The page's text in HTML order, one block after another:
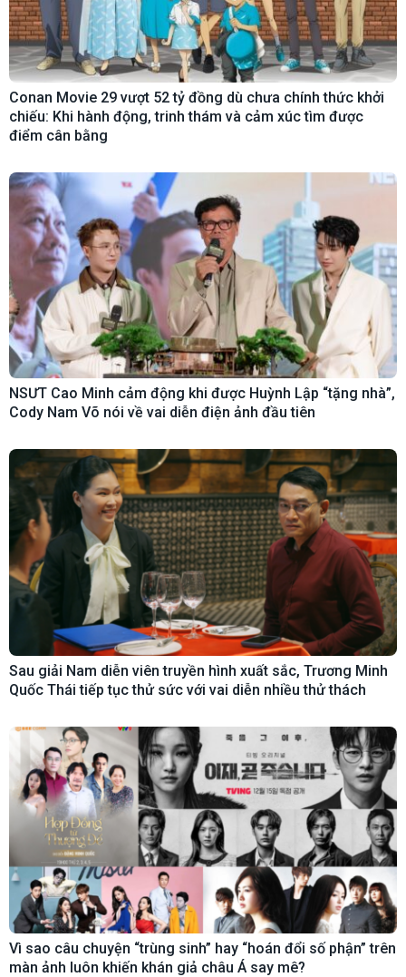
Conan Movie 29 vượt 52 tỷ đồng dù chưa chính thức khởi
chiếu: Khi hành động, trinh thám và cảm xúc tìm được
điểm cân bằng
NSƯT Cao Minh cảm động khi được Huỳnh Lập “tặng nhà”,
Cody Nam Võ nói về vai diễn điện ảnh đầu tiên
Sau giải Nam diễn viên truyền hình xuất sắc, Trương Minh
Quốc Thái tiếp tục thử sức với vai diễn nhiều thử thách
Vì sao câu chuyện “trùng sinh” hay “hoán đổi số phận” trên
màn ảnh luôn khiến khán giả châu Á say mê?